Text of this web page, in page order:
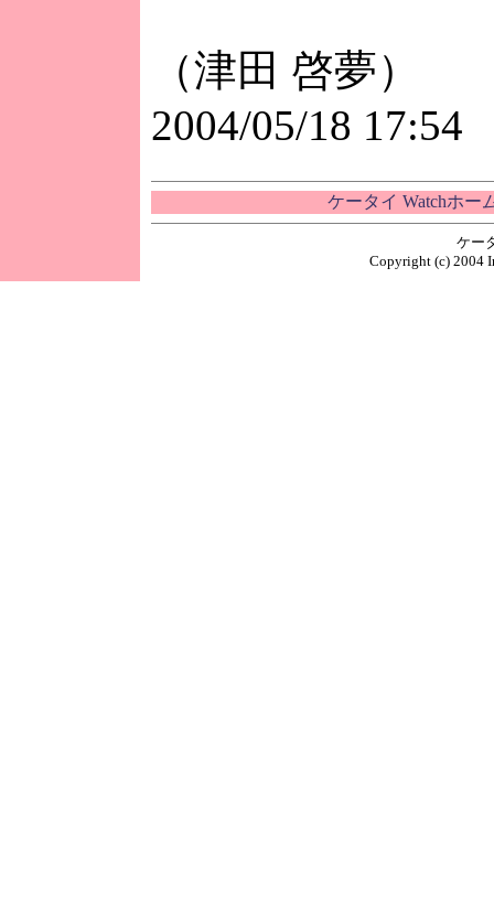
（津田 啓夢）
2004/05/18 17:54
ケータイ Watchホー
ケー
Copyright (c) 2004